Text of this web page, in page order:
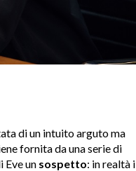
di un intuito arguto ma
fornita da una serie di
Eve un sospetto: in realtà i